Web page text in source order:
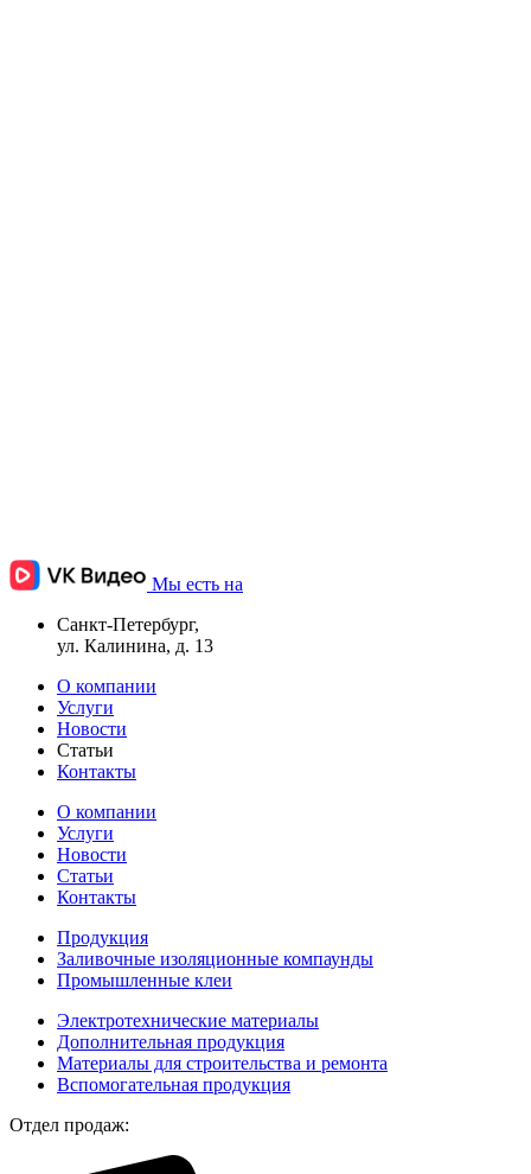
Мы есть на
Санкт-Петербург,
ул. Калинина, д. 13
О компании
Услуги
Новости
Статьи
Контакты
О компании
Услуги
Новости
Статьи
Контакты
Продукция
Заливочные изоляционные компаунды
Промышленные клеи
Электротехнические материалы
Дополнительная продукция
Материалы для строительства и ремонта
Вспомогательная продукция
Отдел продаж: